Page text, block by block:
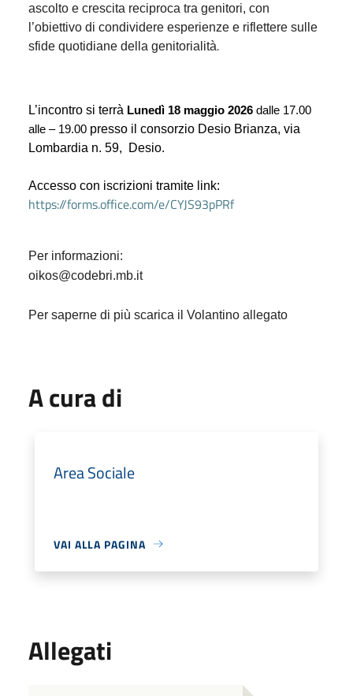
ascolto e crescita reciproca tra genitori, con
l’obiettivo di condividere esperienze e riflettere sulle
sfide quotidiane della genitorialità.
L’incontro si terrà Lunedì 18 maggio 2026 dalle 17.00
alle – 19.00 presso il consorzio Desio Brianza, via
Lombardia n. 59, Desio.
Accesso con iscrizioni tramite link:
https://forms.office.com/e/CYJS93pPRf
Per informazioni:
oikos@codebri.mb.it
Per saperne di più scarica il Volantino allegato
A cura di
Area Sociale
VAI ALLA PAGINA
Allegati